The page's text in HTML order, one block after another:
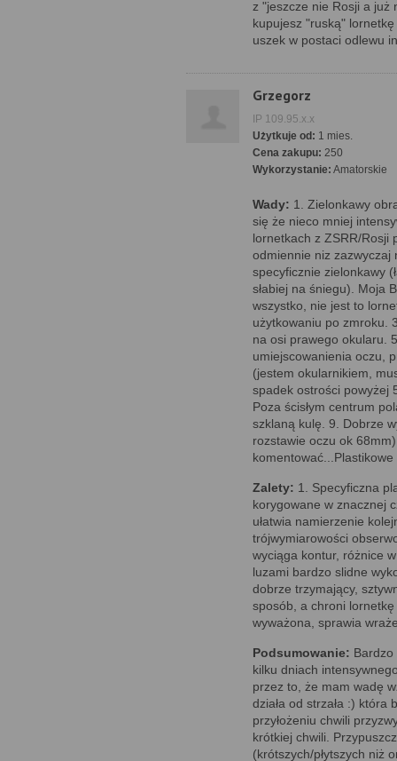
z "jeszcze nie Rosji a już
kupujesz "ruską"
uszek w postaci odlewu
Grzegorz
IP 109.95.x.x
Użytkuje od: 1 mies.
Cena zakupu: 250
Wykorzystanie: Amatorskie
Wady: 1. Zielonkawy
się że nieco mniej
lornetkach z ZSRR/Rosji
odmiennie niz zazwyczaj
specyficznie zielonkawy
słabiej na śniegu). Moja
wszystko, nie jest to
użytkowaniu po zmroku.
na osi prawego okularu.
umiejscowanienia oczu,
(jestem okularnikiem,
spadek ostrości powyżej
Poza ścisłym centrum
szklaną kulę. 9. Dobrze
rozstawie oczu ok
Zalety: 1. Specyficzna
korygowane w znacznej
ułatwia namierzenie
trójwymiarowości
wyciąga kontur, różnice
luzami bardzo slidne
dobrze trzymający,
sposób, a chroni lornetkę
wyważona, sprawia
Podsumowanie: Bardzo
kilku dniach
przez to, że mam wadę
działa od strzała :) która
przyłożeniu chwili
krótkiej chwili.
(krótszych/płytszych niż